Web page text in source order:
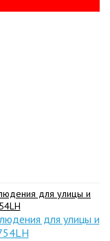
для улицы и